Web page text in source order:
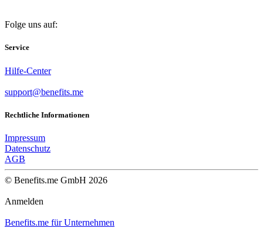
Folge uns auf:
Service
Hilfe-Center
support@benefits.me
Rechtliche Informationen
Impressum
Datenschutz
AGB
© Benefits.me GmbH 2026
Anmelden
Benefits.me für Unternehmen